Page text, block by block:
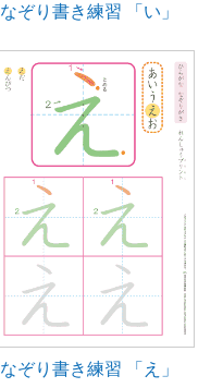
なぞり書き練習 「い」
なぞり書き練習 「え」